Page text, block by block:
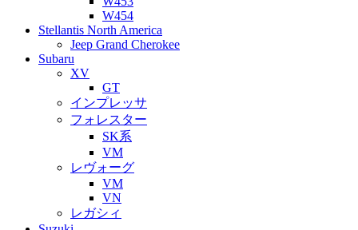
W454
Stellantis North America
Jeep Grand Cherokee
Subaru
XV
GT
インプレッサ
フォレスター
SK系
VM
レヴォーグ
VM
VN
レガシィ